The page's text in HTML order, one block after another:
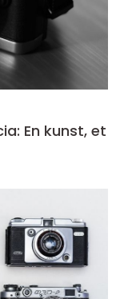
En kunst, et